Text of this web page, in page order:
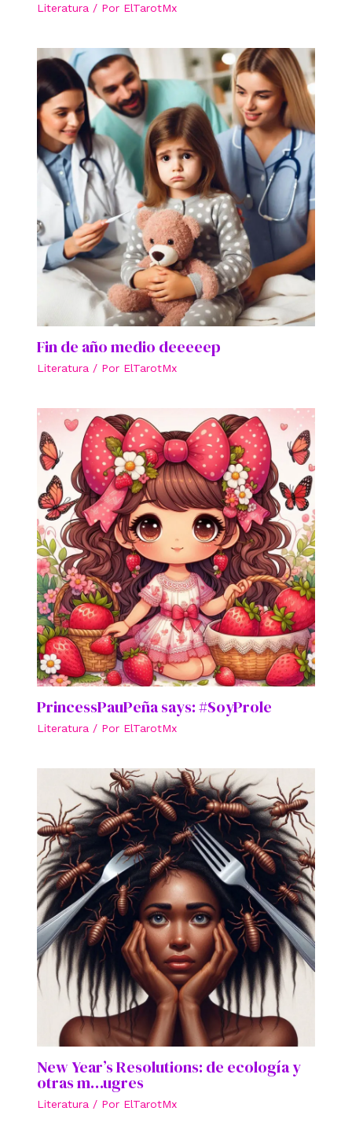
Literatura / Por ElTarotMx
Fin de año medio deeeeep
Literatura / Por ElTarotMx
PrincessPauPeña says: #SoyProle
Literatura / Por ElTarotMx
New Year’s Resolutions: de ecología y
otras m…ugres
Literatura / Por ElTarotMx